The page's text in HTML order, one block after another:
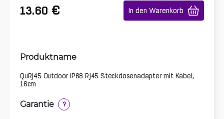
13.60 € In den Warenkorb
Produktname
QuRJ45 Outdoor IP68 RJ45 Steckdosenadapter mit Kabel,
16cm
Garantie ?